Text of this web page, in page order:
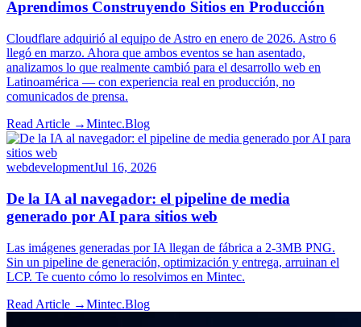
Aprendimos Construyendo Sitios en Producción
Cloudflare adquirió al equipo de Astro en enero de 2026. Astro 6
llegó en marzo. Ahora que ambos eventos se han asentado,
analizamos lo que realmente cambió para el desarrollo web en
Latinoamérica — con experiencia real en producción, no
comunicados de prensa.
Read Article →Mintec.Blog
webdevelopmentJul 16, 2026
De la IA al navegador: el pipeline de media
generado por AI para sitios web
Las imágenes generadas por IA llegan de fábrica a 2-3MB PNG.
Sin un pipeline de generación, optimización y entrega, arruinan el
LCP. Te cuento cómo lo resolvimos en Mintec.
Read Article →Mintec.Blog